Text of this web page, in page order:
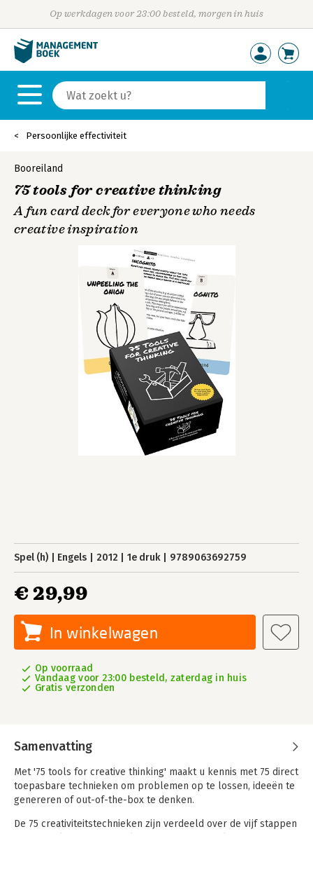
Op werkdagen voor 23:00 besteld, morgen in huis
Persoonlijke effectiviteit
Booreiland
75 tools for creative thinking
A fun card deck for everyone who needs
creative inspiration
Spel (h) Engels 2012 1e druk 9789063692759
€ 29,99
In winkelwagen
Op voorraad
Vandaag voor 23:00 besteld, zaterdag in huis
Gratis verzonden
Samenvatting
Met '75 tools for creative thinking' maakt u kennis met 75 direct
toepasbare technieken om problemen op te lossen, ideeën te
genereren of out-of-the-box te denken.
De 75 creativiteitstechnieken zijn verdeeld over de vijf stappen